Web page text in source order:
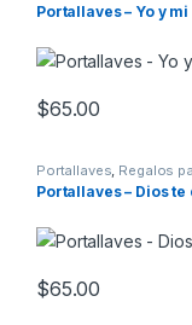
Portallaves – Yo y
$65.00
Portallaves Regalos
Portallaves – Dios
$65.00